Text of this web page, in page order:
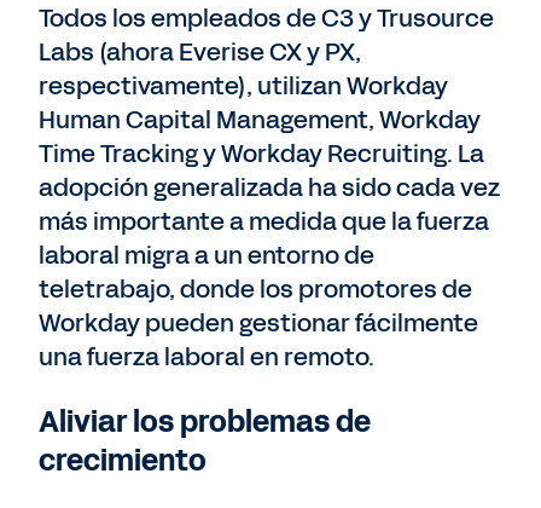
Todos los empleados de C3 y Trusource
Labs (ahora Everise CX y PX,
respectivamente), utilizan Workday
Human Capital Management, Workday
Time Tracking y Workday Recruiting. La
adopción generalizada ha sido cada vez
más importante a medida que la fuerza
laboral migra a un entorno de
teletrabajo, donde los promotores de
Workday pueden gestionar fácilmente
una fuerza laboral en remoto.
Aliviar los problemas de
crecimiento